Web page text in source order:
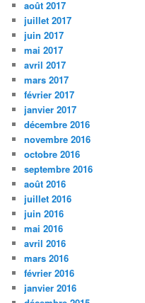
août 2017
juillet 2017
juin 2017
mai 2017
avril 2017
mars 2017
février 2017
janvier 2017
décembre 2016
novembre 2016
octobre 2016
septembre 2016
août 2016
juillet 2016
juin 2016
mai 2016
avril 2016
mars 2016
février 2016
janvier 2016